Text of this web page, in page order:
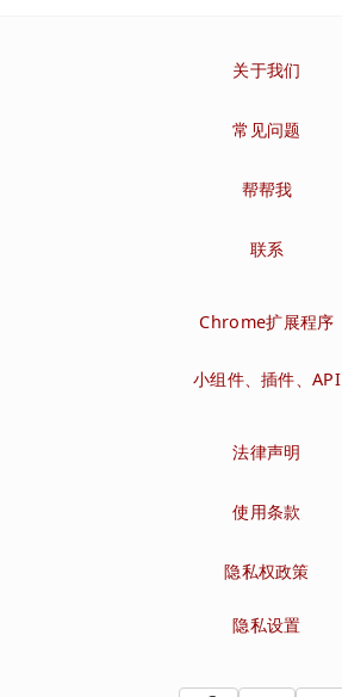
关于我们
常见问题
帮帮我
联系
Chrome扩展程序
小组件、插件、API
法律声明
使用条款
隐私权政策
隐私设置